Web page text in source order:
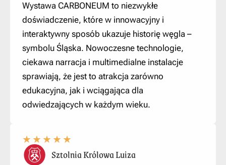
Wystawa CARBONEUM to niezwykłe
doświadczenie, które w innowacyjny i
interaktywny sposób ukazuje historię węgla –
symbolu Śląska. Nowoczesne technologie,
ciekawa narracja i multimedialne instalacje
sprawiają, że jest to atrakcja zarówno
edukacyjna, jak i wciągająca dla
odwiedzających w każdym wieku.
★★★★★
Sztolnia Królowa Luiza